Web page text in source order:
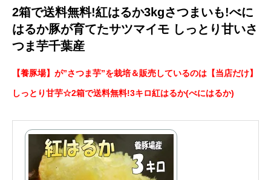
2箱で送料無料!紅はるか3kgさつまいも!べに
はるか豚が育てたサツマイモ しっとり甘いさ
つま芋千葉産
【養豚場】が”さつま芋”を栽培＆販売しているのは【当店だけ】
しっとり甘芋☆2箱で送料無料!3キロ紅はるか(べにはるか)